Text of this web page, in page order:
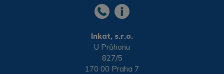
Inkat, s.r.o.
U Průhonu
827/5
170 00 Praha 7